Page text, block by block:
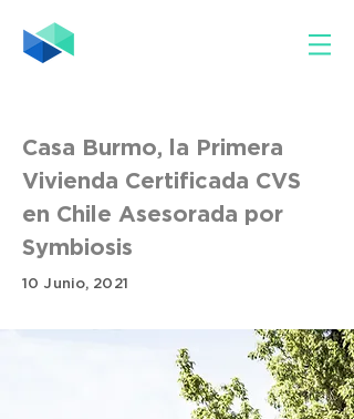
Casa Burmo, la Primera
Vivienda Certificada CVS
en Chile Asesorada por
Symbiosis
10 Junio, 2021